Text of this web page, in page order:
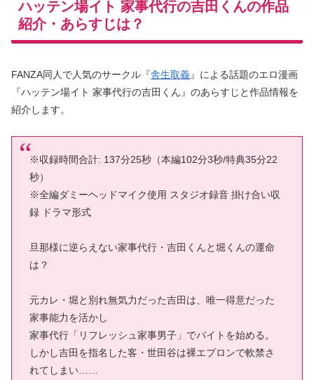
ハッテン場イト 家事代行の吉田くんの作品
紹介・あらすじは？
FANZA同人で人気のサークル『舎生取義』による話題のエロ漫画
『ハッテン場イト 家事代行の吉田くん』のあらすじと作品情報を
紹介します。
※収録時間合計: 137分25秒（本編102分3秒/特典35分22
秒）
※全編ダミーヘッドマイク使用 スタジオ録音 掛け合い収
録 ドラマ形式
旦那様に逆らえない家事代行・吉田くんと堀くんの運命
は？
元カレ・堀と別れ無気力だった吉田は、唯一得意だった
家事能力を活かし
家事代行「リフレッシュ家事男子」でバイトを始める。
しかし吉田を指名した客・世田谷は裸エプロンで軟禁さ
れてしまい……